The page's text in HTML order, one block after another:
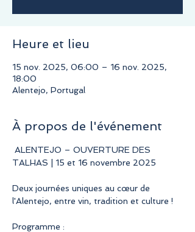
Heure et lieu
15 nov. 2025, 06:00 – 16 nov. 2025,
18:00
Alentejo, Portugal
À propos de l'événement
ALENTEJO – OUVERTURE DES
TALHAS | 15 et 16 novembre 2025
Deux journées uniques au cœur de
l'Alentejo, entre vin, tradition et culture !
Programme :